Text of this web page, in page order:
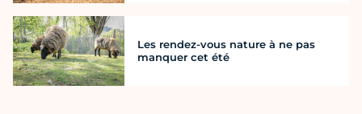
Les rendez-vous nature à ne pas
manquer cet été